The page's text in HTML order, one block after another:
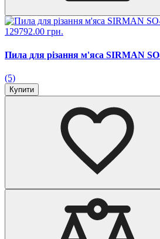
129792.00 грн.
Пила для різання м'яса SIRMAN
(5)
Купити